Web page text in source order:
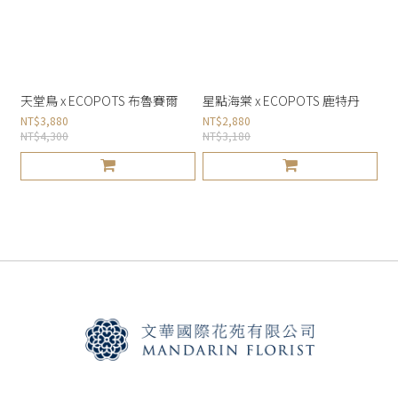
天堂鳥 x ECOPOTS 布魯賽爾
NT$3,880
NT$4,300
星點海棠 x ECOPOTS 鹿特丹
NT$2,880
NT$3,180